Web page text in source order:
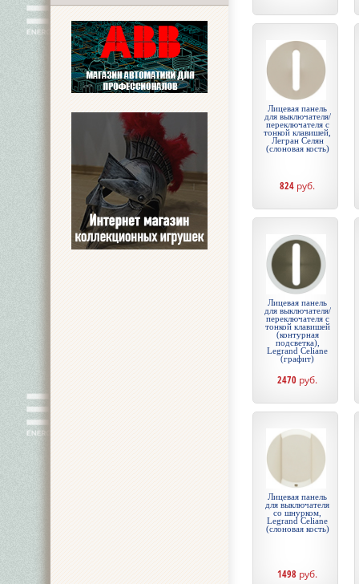
Лицевая панель
для выключателя/
переключателя с
тонкой клавишей,
Легран Селян
(слоновая кость)
824 руб.
Лицевая панель
для выключателя/
переключателя с
тонкой клавишей
(контурная
подсветка),
Legrand Celiane
(графит)
2470 руб.
Лицевая панель
для выключателя
со шнурком,
Legrand Celiane
(слоновая кость)
1498 руб.